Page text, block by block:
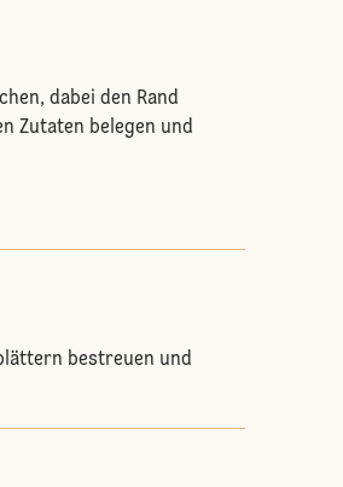
dabei den Rand
Zutaten belegen und
bestreuen und